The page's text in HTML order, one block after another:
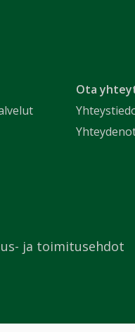
Ota
ja toimitusehdot